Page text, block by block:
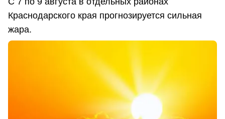
Краснодарского края прогнозируется сильная
жара.